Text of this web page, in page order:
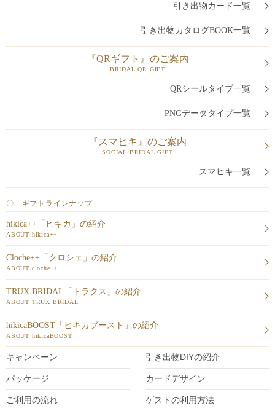
引き出物カード一覧
引き出物カタログBOOK一覧
『QRギフト』のご案内
BRIDAL QR GIFT
QRシールタイプ一覧
PNGデータタイプ一覧
『スマヒキ』のご案内
SOCIAL BRIDAL GIFT
スマヒキ一覧
〇 ギフトラインナップ
hikica++「ヒキカ」の紹介
ABOUT hikica++
Cloche++「クロシェ」の紹介
ABOUT cloche++
TRUX BRIDAL「トラクス」の紹介
ABOUT TRUX BRIDAL
hikicaBOOST「ヒキカブースト」の紹介
ABOUT hikicaBOOST
キャンペーン 引き出物DIYの紹介
パッケージ カードデザイン
ご利用の流れ ゲストの利用方法